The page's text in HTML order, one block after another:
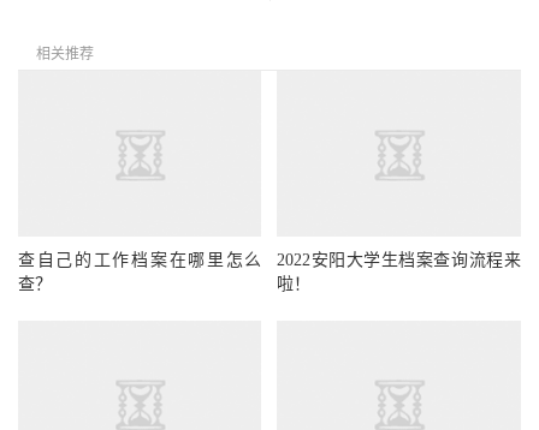
相关推荐
查自己的工作档案在哪里怎么
查？
2022安阳大学生档案查询流程来
啦！